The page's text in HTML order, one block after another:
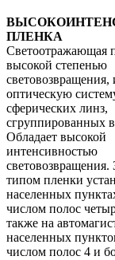
ПЛЕНКА
Светоотражающая
высокой степенью
оптическую
сферических линз,
сгруппированных
Обладает высокой
интенсивностью
типом пленки
населенных
числом полос
также на
населенных
числом полос 4 и